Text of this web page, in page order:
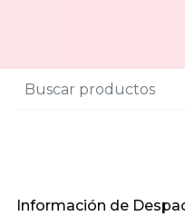
Información de